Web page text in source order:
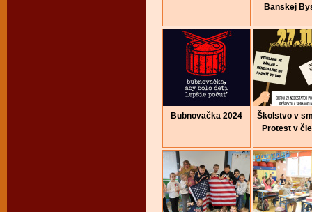
Banskej
Bubnovačka 2024
Školstvo v
Protest v